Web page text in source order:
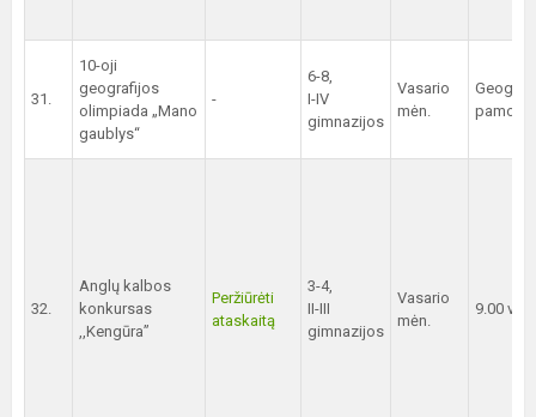
31.
10-oji
geografijos
olimpiada „Mano
gaublys“
-
6-8,
I-IV
gimnazijos
Vasario
mėn.
pamokų
32.
Anglų kalbos
konkursas
,,Kengūra”
Peržiūrėti
ataskaitą
3-4,
II-III
gimnazijos
Vasario
mėn.
9.00 val.